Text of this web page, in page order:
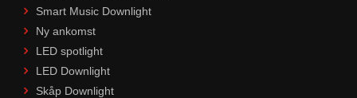
Smart Music Downlight
Ny ankomst
LED spotlight
LED Downlight
Skåp Downlight